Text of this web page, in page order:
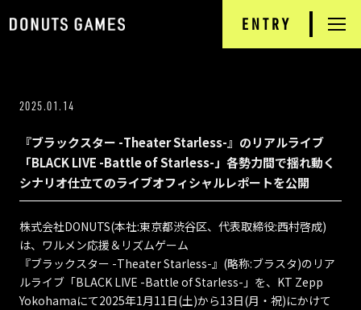
ENTRY
RECRUIT
DONUTS GAMES
PRODUCTS
INTERVIEW
JOB INFORMATION
2025.01.14
『ブラックスター -Theater Starless-』のリアルライブ
「BLACK LIVE -Battle of Starless-」各勢力間で揺れ動く
シナリオ仕立てのライブオフィシャルレポートを公開
株式会社DONUTS(本社:東京都渋谷区、代表取締役:西村啓成)
は、ワルメン応援＆リズムゲーム
『ブラックスター -Theater Starless-』(略称:ブラスタ)のリア
ルライブ「BLACK LIVE -Battle of Starless-」を、KT Zepp
Yokohamaにて2025年1月11日(土)から13日(月・祝)にかけて